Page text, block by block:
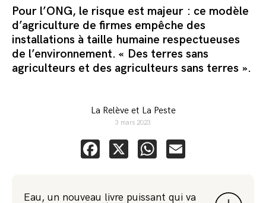
Pour l’ONG, le risque est majeur : ce modèle
d’agriculture de firmes empêche des
installations à taille humaine respectueuses
de l’environnement. « Des terres sans
agriculteurs et des agriculteurs sans terres ».
La Relève et La Peste
3 mars 2023
Facebook
X WhatsApp
Eau, un nouveau livre puissant qui va